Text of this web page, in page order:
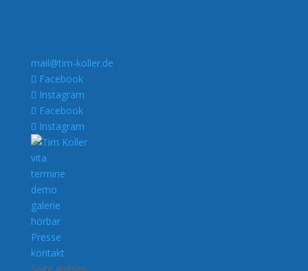
mail@tim-koller.de
Facebook
Instagram
Facebook
Instagram
vita
termine
demo
galerie
hörbar
Presse
kontakt